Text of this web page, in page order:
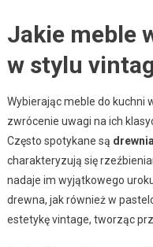
Jakie meble
w stylu
Wybierając meble do kuchni
zwrócenie uwagi na ich
Często spotykane są
charakteryzują się
nadaje im wyjątkowego
drewna, jak również w
estetykę vintage, tworząc